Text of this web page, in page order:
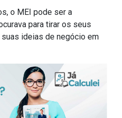
o MEI pode ser a
para tirar os seus
ideias de negócio em